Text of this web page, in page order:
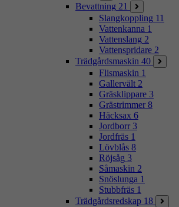
Bevattning 21
Slangkoppling 11
Vattenkanna 1
Vattenslang 2
Vattenspridare 2
Trädgårdsmaskin 40
Flismaskin 1
Gallervält 2
Gräsklippare 3
Grästrimmer 8
Häcksax 6
Jordborr 3
Jordfräs 1
Lövblås 8
Röjsåg 3
Såmaskin 2
Snöslunga 1
Stubbfräs 1
Trädgårdsredskap 18